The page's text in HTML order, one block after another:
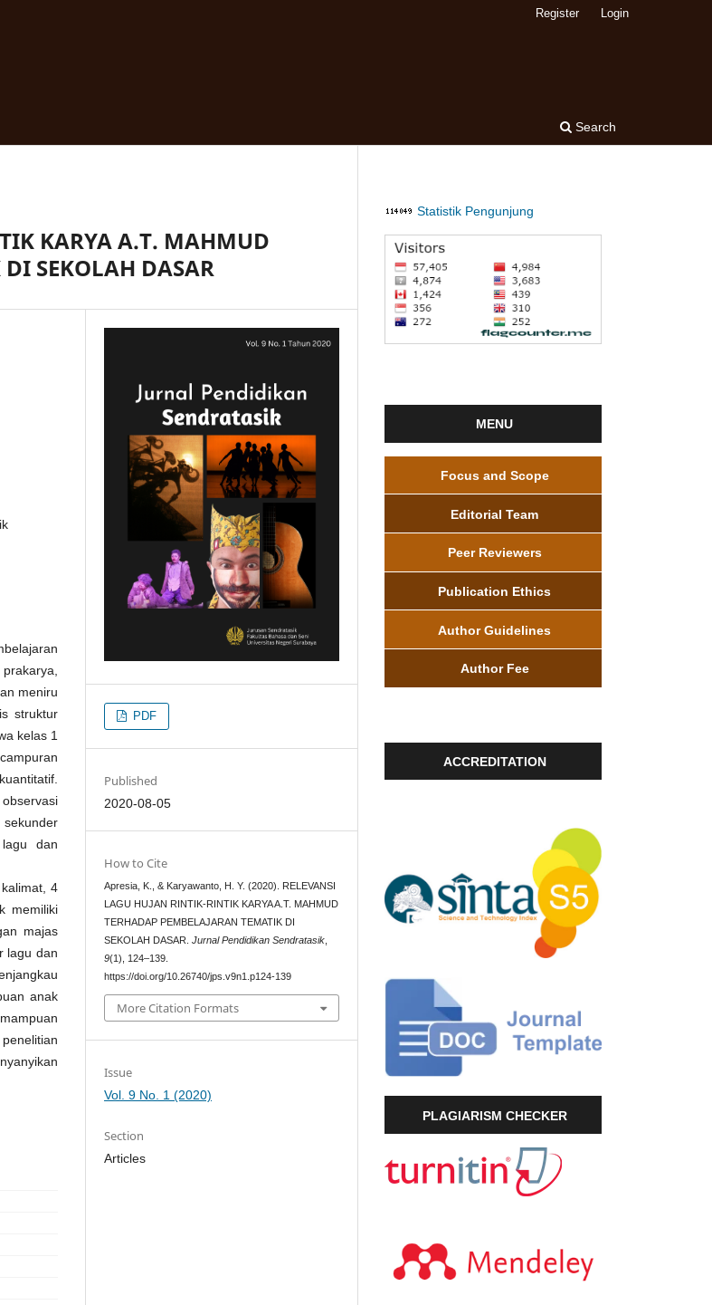
Search
Register Login
KARYA A.T. MAHMUD
SEKOLAH DASAR
meniru
struktur
kelas 1
dan
4
memiliki
majas
lagu dan
anak
PDF
Published
2020-08-05
How to Cite
Apresia, K., & Karyawanto, H. Y. (2020). RELEVANSI
LAGU HUJAN RINTIK-RINTIK KARYA A.T. MAHMUD
TERHADAP PEMBELAJARAN TEMATIK DI
SEKOLAH DASAR.Jurnal Pendidikan Sendratasik
9(1), 124–139.
https://doi.org/10.26740/jps.v9n1.p124-139
More Citation Formats
Issue
Vol. 9 No. 1 (2020)
Section
Articles
Statistik Pengunjung
MENU
Focus and Scope
Editorial Team
Peer Reviewers
Publication Ethics
Author Guidelines
Author Fee
ACCREDITATION
PLAGIARISM CHECKER